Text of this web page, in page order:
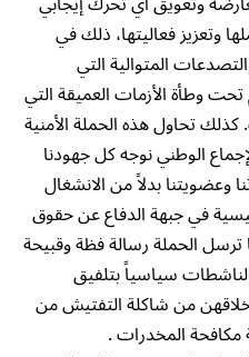
وتعزيز فعاليتها، ذلك في
المتوالية التي
وطأة الأزمات العميقة التي
تحاول هذه الحملة الأمنية
الوطني نوجه كل جهودنا
وعضويتنا بدلاً من الانشغال
في جبهة الدفاع عن حقوق
الحملة رسالة فظة وقبيحة
سياسياً بتلفيق
من شاكلة التفتيش من
المخدرات .